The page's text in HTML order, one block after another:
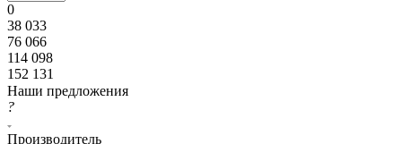
0
38 033
76 066
114 098
152 131
Наши предложения
?
Производитель